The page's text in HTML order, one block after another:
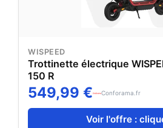
WISPEED
Trottinette électrique
150 R
549,99 € Conforama.fr
Voir l'offre :